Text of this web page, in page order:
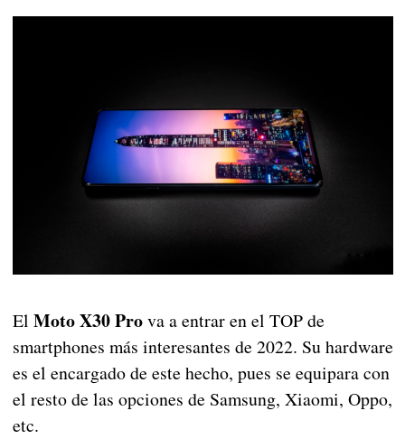
El Moto X30 Prova a entrar en el TOP de
smartphones más interesantes de 2022. Su hardware
es el encargado de este hecho, pues se equipara con
el resto de las opciones de Samsung, Xiaomi, Oppo,
etc.